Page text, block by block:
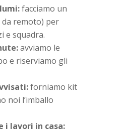
facciamo un
da remoto) per
e squadra.
avviamo le
e riserviamo gli
forniamo kit
noi l’imballo
i lavori in casa: